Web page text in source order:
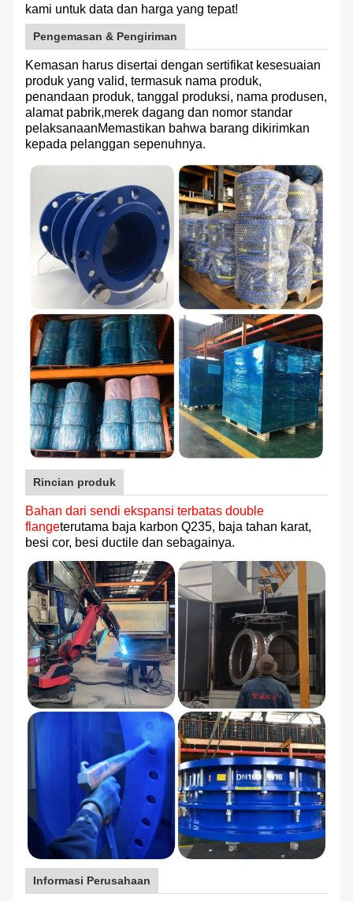
kami untuk data dan harga yang tepat!
Pengemasan & Pengiriman
Kemasan harus disertai dengan sertifikat kesesuaian
produk yang valid, termasuk nama produk,
penandaan produk, tanggal produksi, nama produsen,
alamat pabrik,merek dagang dan nomor standar
pelaksanaanMemastikan bahwa barang dikirimkan
kepada pelanggan sepenuhnya.
Rincian produk
Bahan dari sendi ekspansi terbatas double
flangeterutama baja karbon Q235, baja tahan karat,
besi cor, besi ductile dan sebagainya.
Informasi Perusahaan